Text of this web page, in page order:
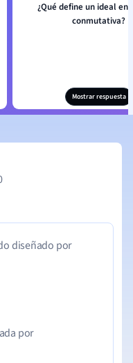
¿Qué define un ideal en
conmutativa?
Mostrar respuesta
diseñado por
por